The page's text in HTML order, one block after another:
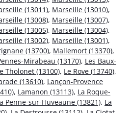
(13011), Marseille (13010),
(13008), Marseille (13007),
(13005), Marseille (13004),
(13002), Marseille (13001),
(13700), Mallemort (13370),
Mirabeau (13170), Les Baux-
Tholonet (13100), Le Rove (13740),
(13610), Lançon-Provence
, Lamanon (13113), La Roque-
Penne-sur-Huveaune (13821), La